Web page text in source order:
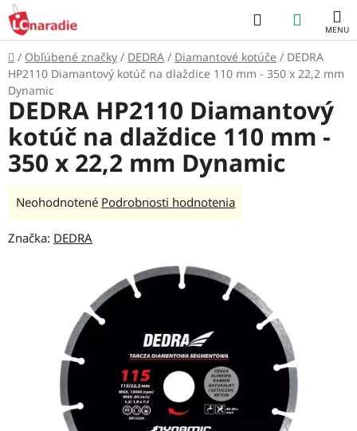
Prejsť
na
obsah
Hľadať
KOŠÍK
Domov
/ Obľúbené značky / DEDRA / Diamantové kotúče / DEDRA
HP2110 Diamantový kotúč na dlaždice 110 mm - 350 x 22,2 mm
Dynamic
DEDRA HP2110 Diamantový
kotúč na dlaždice 110 mm -
350 x 22,2 mm Dynamic
Priemerné
produktu
hviezdičiek.
Neohodnotené Podrobnosti hodnotenia
Značka: DEDRA